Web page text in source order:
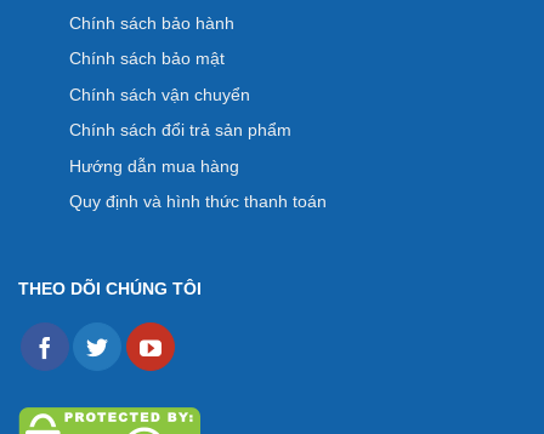
Chính sách bảo hành
Chính sách bảo mật
Chính sách vận chuyển
Chính sách đổi trả sản phẩm
Hướng dẫn mua hàng
Quy định và hình thức thanh toán
THEO DÕI CHÚNG TÔI